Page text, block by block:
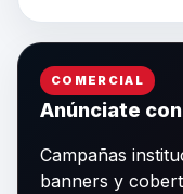
COMERCIAL
Anúnciate
Campañas
banners y